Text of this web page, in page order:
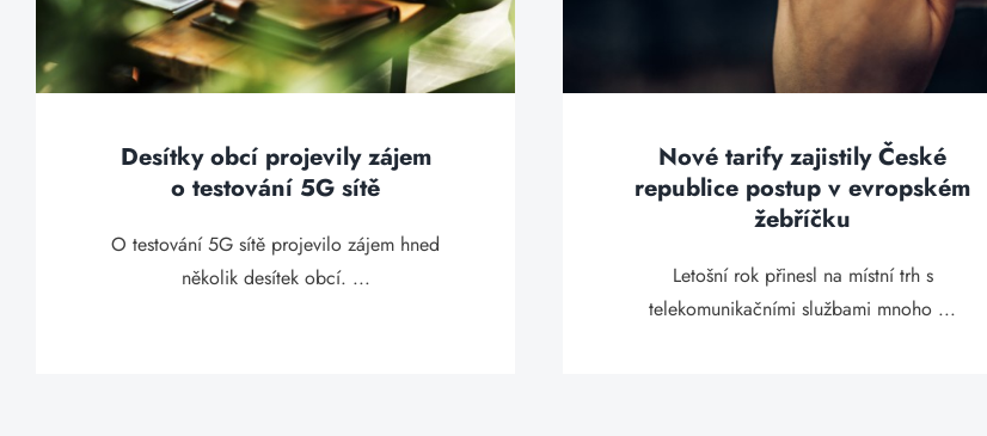
Desítky obcí projevily zájem
o testování 5G sítě
O testování 5G sítě projevilo zájem hned
několik desítek obcí. ...
Nové tarify zajistily České
republice postup v evropském
žebříčku
Letošní rok přinesl na místní trh s
telekomunikačními službami mnoho ...